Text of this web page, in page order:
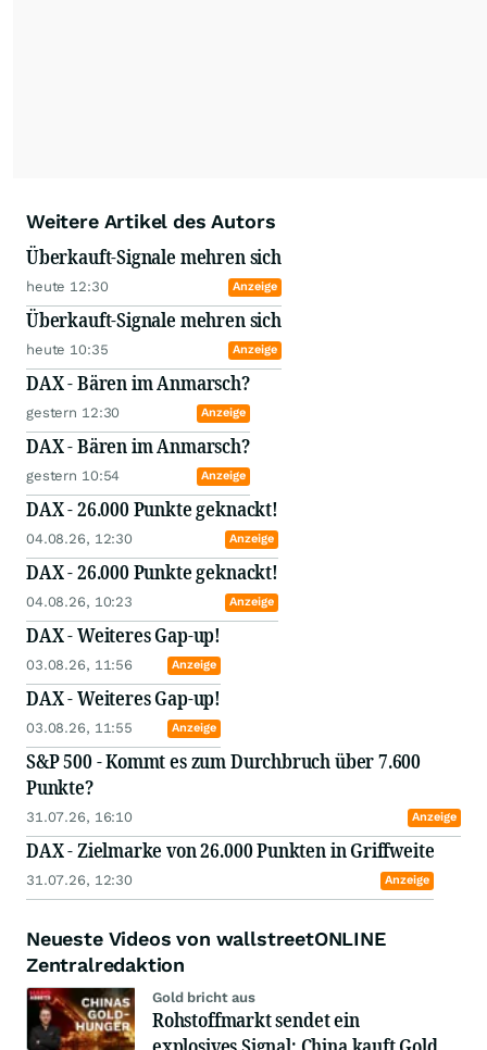
Weitere Artikel des Autors
Überkauft-Signale mehren sich
heute 12:30 Anzeige
Überkauft-Signale mehren sich
heute 10:35 Anzeige
DAX - Bären im Anmarsch?
gestern 12:30 Anzeige
DAX - Bären im Anmarsch?
gestern 10:54 Anzeige
DAX - 26.000 Punkte geknackt!
04.08.26, 12:30 Anzeige
DAX - 26.000 Punkte geknackt!
04.08.26, 10:23 Anzeige
DAX - Weiteres Gap-up!
03.08.26, 11:56 Anzeige
DAX - Weiteres Gap-up!
03.08.26, 11:55 Anzeige
S&P 500 - Kommt es zum Durchbruch über 7.600
Punkte?
31.07.26, 16:10 Anzeige
DAX - Zielmarke von 26.000 Punkten in Griffweite
31.07.26, 12:30 Anzeige
Neueste Videos von wallstreetONLINE
Zentralredaktion
Gold bricht aus
Rohstoffmarkt sendet ein